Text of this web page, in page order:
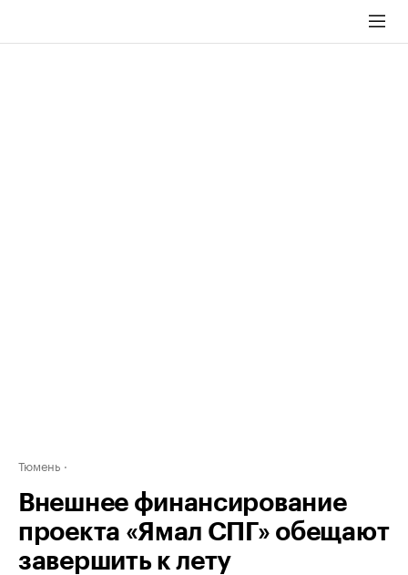
Тюмень
Внешнее финансирование
проекта «Ямал СПГ» обещают
завершить к лету